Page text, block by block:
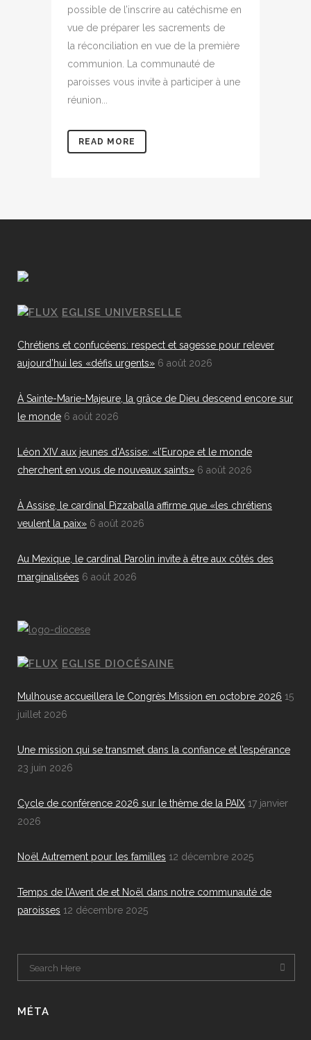
possible de l’inscrire au catéchisme en
vue de préparer les sacrements de
la réconciliation en vue de la première
communion. La communauté de
paroisses vous invite à participer à une
réunion...
READ MORE
EGLISE UNIVERSELLE
Chrétiens et confucéens: respect et sagesse pour relever
aujourd’hui les «défis urgents» 6 août 2026
À Sainte-Marie-Majeure, la grâce de Dieu descend encore sur
le monde 6 août 2026
Léon XIV aux jeunes d'Assise: «l’Europe et le monde
cherchent en vous de nouveaux saints» 6 août 2026
À Assise, le cardinal Pizzaballa affirme que «les chrétiens
veulent la paix» 6 août 2026
Au Mexique, le cardinal Parolin invite à être aux côtés des
marginalisées 6 août 2026
EGLISE DIOCÉSAINE
Mulhouse accueillera le Congrès Mission en octobre 2026 15
juillet 2026
Une mission qui se transmet dans la confiance et l’espérance
23 juin 2026
Cycle de conférence 2026 sur le thème de la PAIX 17 janvier
2026
Noël Autrement pour les familles 12 décembre 2025
Temps de l’Avent de et Noël dans notre communauté de
paroisses 12 décembre 2025
MÉTA